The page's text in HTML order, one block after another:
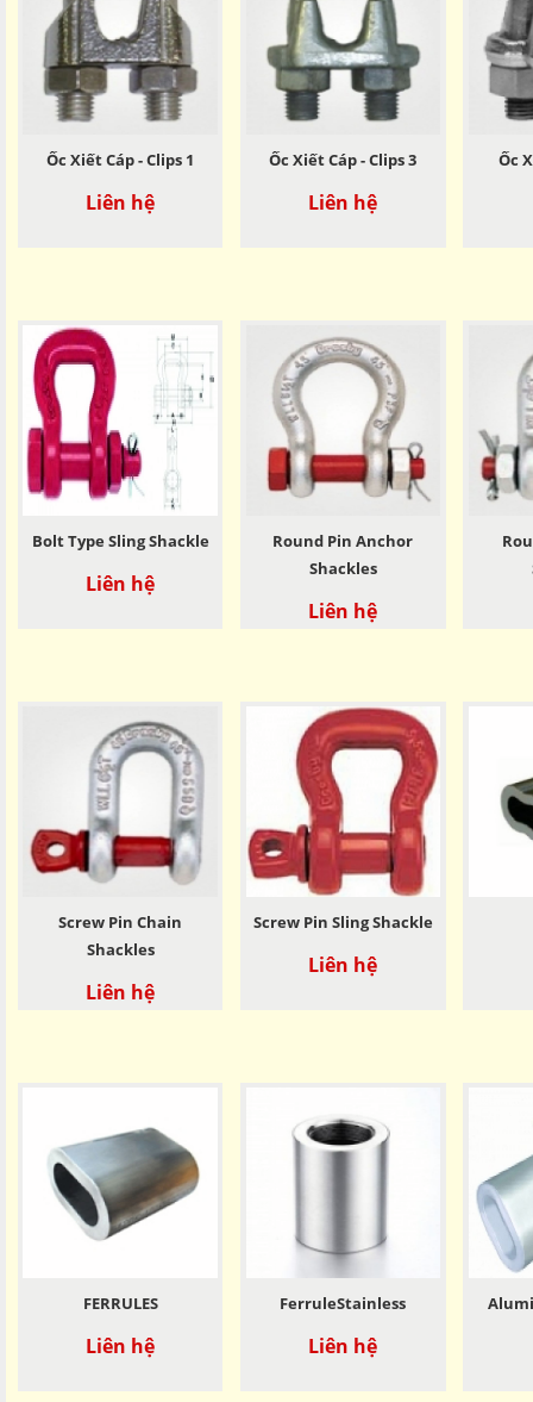
Ốc Xiết Cáp - Clips 1
Liên hệ
Ốc Xiết Cáp - Clips 3
Liên hệ
Ốc
Bolt Type Sling Shackle
Liên hệ
Round Pin Anchor
Shackles
Liên hệ
Screw Pin Chain
Shackles
Liên hệ
Screw Pin Sling Shackle
Liên hệ
FERRULES
Liên hệ
FerruleStainless
Liên hệ